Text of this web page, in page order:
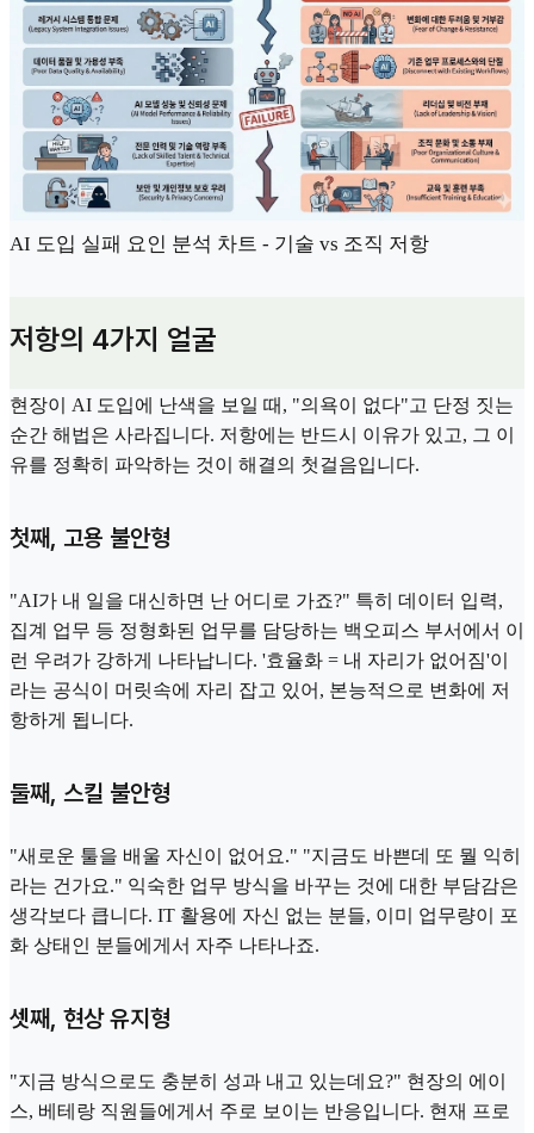
AI 도입 실패 요인 분석 차트 - 기술 vs 조직 저항
저항의 4가지 얼굴
현장이 AI 도입에 난색을 보일 때, "의욕이 없다"고 단정 짓는
순간 해법은 사라집니다. 저항에는 반드시 이유가 있고, 그 이
유를 정확히 파악하는 것이 해결의 첫걸음입니다.
첫째, 고용 불안형
"AI가 내 일을 대신하면 난 어디로 가죠?" 특히 데이터 입력,
집계 업무 등 정형화된 업무를 담당하는 백오피스 부서에서 이
런 우려가 강하게 나타납니다. '효율화 = 내 자리가 없어짐'이
라는 공식이 머릿속에 자리 잡고 있어, 본능적으로 변화에 저
항하게 됩니다.
둘째, 스킬 불안형
"새로운 툴을 배울 자신이 없어요." "지금도 바쁜데 또 뭘 익히
라는 건가요." 익숙한 업무 방식을 바꾸는 것에 대한 부담감은
생각보다 큽니다. IT 활용에 자신 없는 분들, 이미 업무량이 포
화 상태인 분들에게서 자주 나타나죠.
셋째, 현상 유지형
"지금 방식으로도 충분히 성과 내고 있는데요?" 현장의 에이
스, 베테랑 직원들에게서 주로 보이는 반응입니다. 현재 프로